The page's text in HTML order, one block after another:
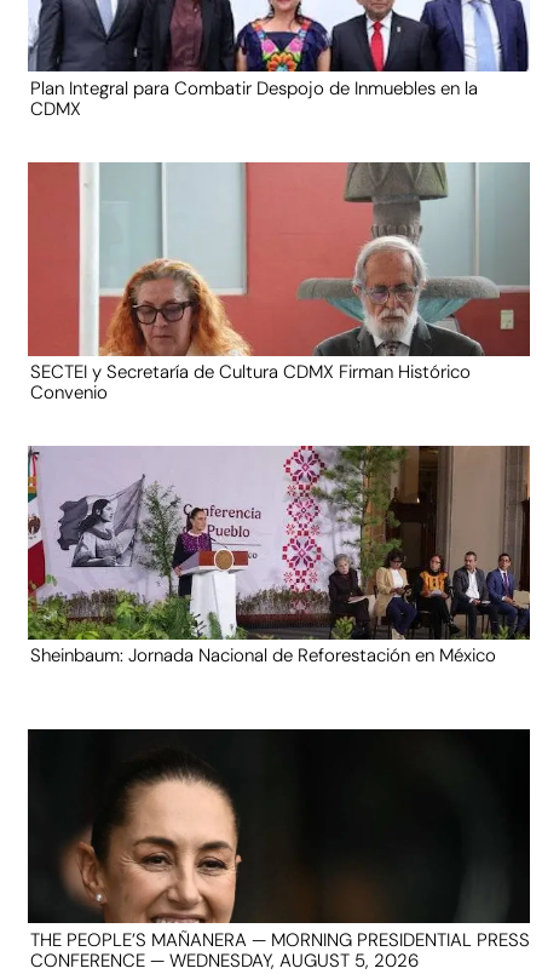
Plan Integral para Combatir Despojo de Inmuebles en la
CDMX
SECTEI y Secretaría de Cultura CDMX Firman Histórico
Convenio
Sheinbaum: Jornada Nacional de Reforestación en México
THE PEOPLE’S MAÑANERA — MORNING PRESIDENTIAL PRESS
CONFERENCE — WEDNESDAY, AUGUST 5, 2026